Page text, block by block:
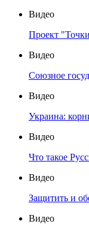
Видео
Проект
Видео
Союзное
Видео
Украина:
Видео
Что такое
Видео
Защитить и
Видео